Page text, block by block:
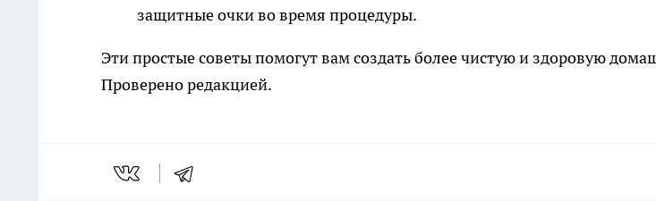
защитные очки во время процедуры.
Эти простые советы помогут вам создать более чистую и здоровую
Проверено редакцией.